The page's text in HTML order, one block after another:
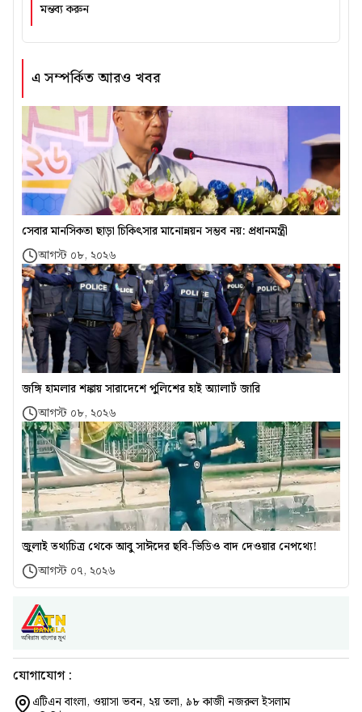
এ সম্পর্কিত আরও খবর
সেবার মানসিকতা ছাড়া চিকিৎসার মানোন্নয়ন সম্ভব নয়: প্রধানমন্ত্রী
আগস্ট ০৮, ২০২৬
জঙ্গি হামলার শঙ্কায় সারাদেশে পুলিশের হাই অ্যালার্ট জারি
আগস্ট ০৮, ২০২৬
জুলাই তথ্যচিত্র থেকে আবু সাঈদের ছবি-ভিডিও বাদ দেওয়ার নেপথ্যে!
আগস্ট ০৭, ২০২৬
মন্তব্য করুন
যোগাযোগ :
এটিএন বাংলা, ওয়াসা ভবন, ২য় তলা, ৯৮ কাজী নজরুল ইসলাম